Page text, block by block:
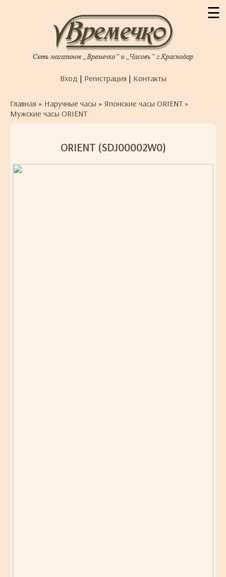
☰
Вход | Регистрация | Контакты
Главная » Наручные часы » Японские часы ORIENT »
Мужские часы ORIENT
ORIENT (SDJ00002W0)